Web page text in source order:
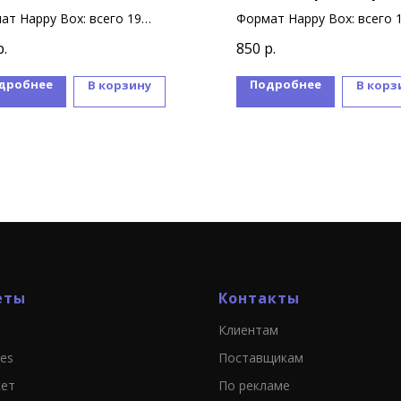
Happy Box: всего 19
В корзину
Майнкрафт
Формат Happy Box: всего
850 р.
Подробнее В
Контакты
Клиентам
Поставщикам
По рекламе